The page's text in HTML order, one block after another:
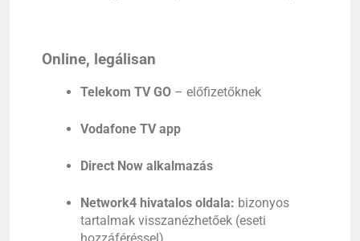
Online, legálisan
Telekom TVGO – előfizetőknek
Vodafone TVapp
Direct Now alkalmazás
Network4 hivatalos oldala: bizonyos
tartalmak visszanézhetőek (eseti